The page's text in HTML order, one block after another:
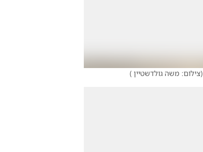
(צילום: משה גולדשטיין )